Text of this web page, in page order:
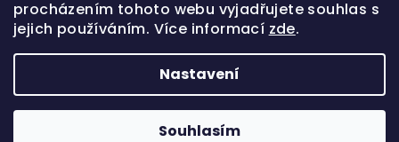
procházením tohoto webu vyjadřujete souhlas s
jejich používáním. Více informací zde.
Nastavení
Souhlasím